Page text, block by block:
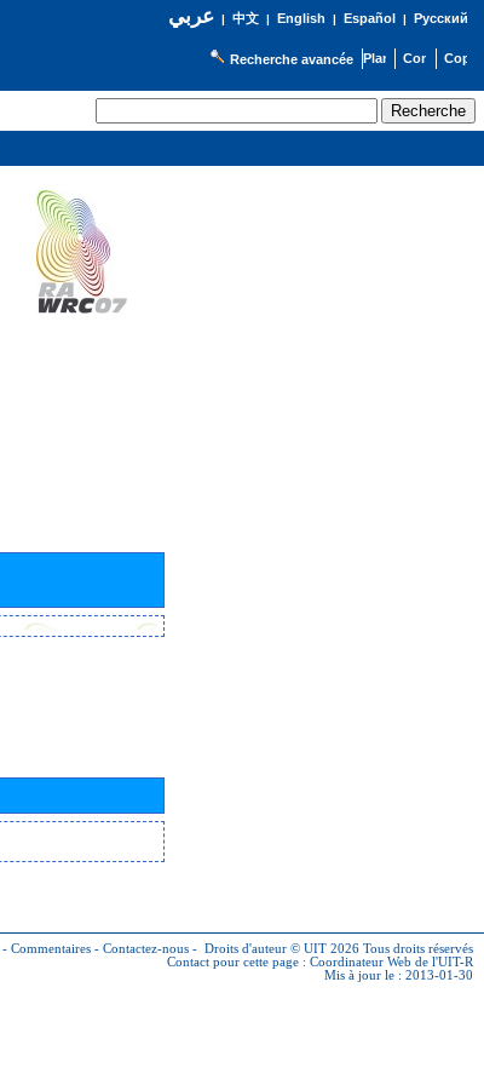
عربي| 中文| English | Español | Русский
Recherche avancée
- Commentaires - Contactez-nous - Droits d'auteur © UIT 2026 Tous droits réservés
Contact pour cette page : Coordinateur Web de l'UIT-R
Mis à jour le : 2013-01-30